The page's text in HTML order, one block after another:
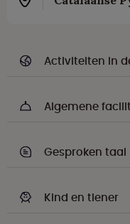
Activiteiten in
Algemene
Gesproken taal
Kind en tiener